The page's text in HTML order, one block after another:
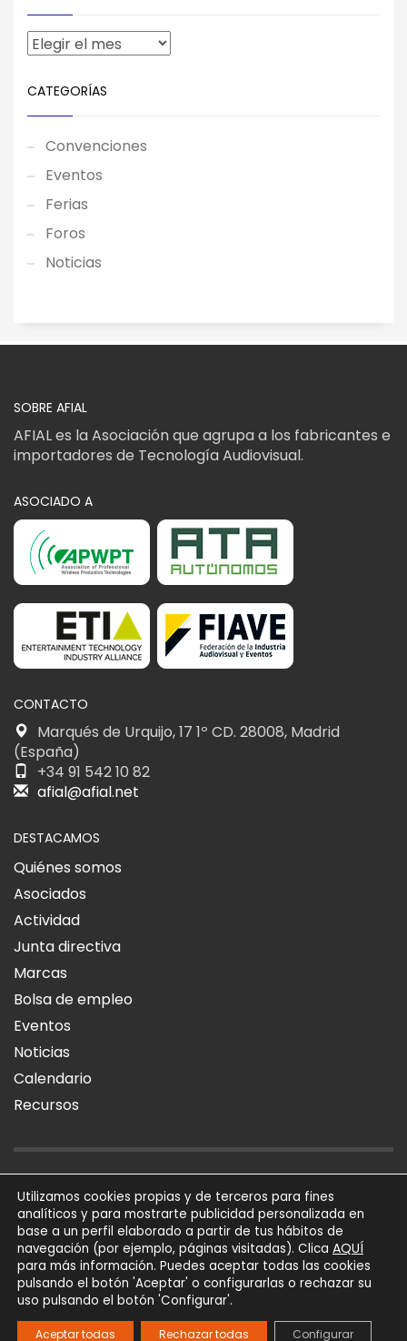
CATEGORÍAS
Convenciones
Eventos
Ferias
Foros
Noticias
SOBRE AFIAL
AFIAL es la Asociación que agrupa a los fabricantes e
importadores de Tecnología Audiovisual.
ASOCIADO A
CONTACTO
Marqués de Urquijo, 17 1º CD. 28008, Madrid
(España)
+34 91 542 10 82
afial@afial.net
DESTACAMOS
Quiénes somos
Asociados
Actividad
Junta directiva
Marcas
Bolsa de empleo
Eventos
Noticias
Calendario
Recursos
AVISO LEGAL POLÍTICA DE PRIVACIDAD POLÍTICA DE COOKIES
SÍGUENOS
AFIAL Asociación © 2026
Todos los derechos
reservados
Powered by
Trígono
Utilizamos cookies propias y de terceros para fines
analíticos y para mostrarte publicidad personalizada en
base a un perfil elaborado a partir de tus hábitos de
navegación (por ejemplo, páginas visitadas). Clica AQUÍ
para más información. Puedes aceptar todas las cookies
pulsando el botón 'Aceptar' o configurarlas o rechazar su
uso pulsando el botón 'Configurar'.
Aceptar todas Rechazar todas Configurar